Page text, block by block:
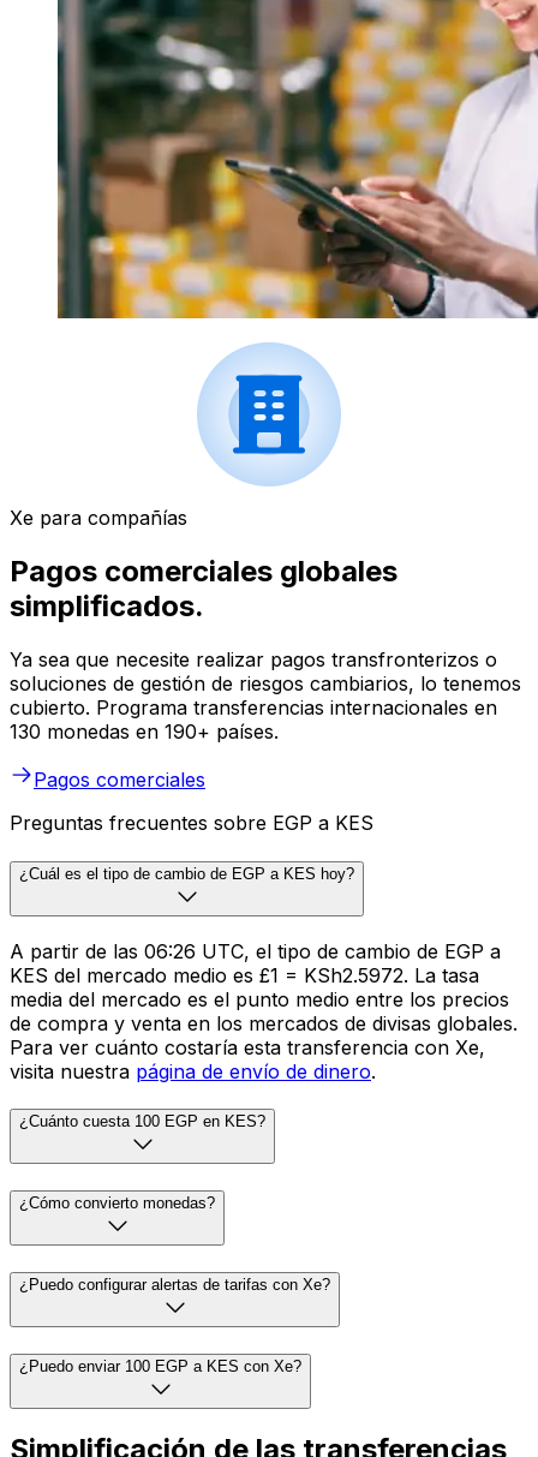
Xe para compañías
Pagos comerciales globales
simplificados.
Ya sea que necesite realizar pagos transfronterizos o
soluciones de gestión de riesgos cambiarios, lo tenemos
cubierto. Programa transferencias internacionales en
130 monedas en 190+ países.
Pagos comerciales
Preguntas frecuentes sobre EGP a KES
¿Cuál es el tipo de cambio de EGP a KES hoy?
A partir de las 06:26 UTC, el tipo de cambio de EGP a
KES del mercado medio es £1 = KSh2.5972. La tasa
media del mercado es el punto medio entre los precios
de compra y venta en los mercados de divisas globales.
Para ver cuánto costaría esta transferencia con Xe,
visita nuestra página de envío de dinero.
¿Cuánto cuesta 100 EGP en KES?
¿Cómo convierto monedas?
¿Puedo configurar alertas de tarifas con Xe?
¿Puedo enviar 100 EGP a KES con Xe?
Simplificación de las transferencias